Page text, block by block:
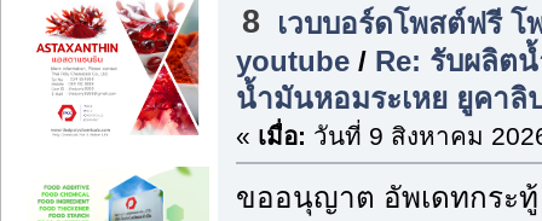
8 เวบบอร์ดโพสต์ฟรี โ
youtube/ Re: รับผลิต
น้ำมันหอมระเหย ยูคาลิ
« เมื่อ: วันที่ 9 สิงหาคม
ขออนุญาต อัพเดทกระทู้